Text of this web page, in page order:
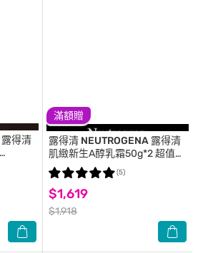
露得清
滿額贈
露得清 NEUTROGENA 露得清
肌緻新生A醇乳霜50g*2 超值二
入組 (全新升級配方/官方直營)
$1,619
$1,918
(5)